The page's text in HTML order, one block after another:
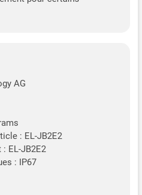
AG
: EL-JB2E2
EL-JB2E2
: IP67